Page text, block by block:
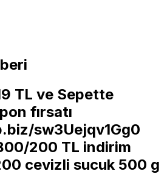
TL ve Sepette
fırsatı
sw3Uejqv1Gg0
200 TL indirim
cevizli sucuk 500 g